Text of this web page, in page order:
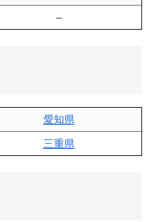
–
愛知県
三重県